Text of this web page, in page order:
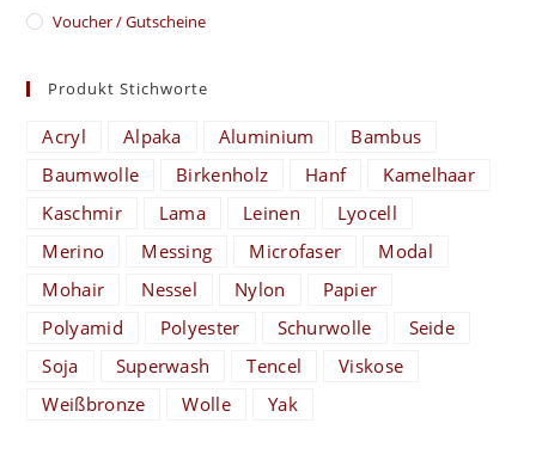
Voucher / Gutscheine
Produkt Stichworte
Acryl Alpaka Aluminium
Bambus
Baumwolle
Birkenholz Hanf
Kamelhaar
Kaschmir
Lama Leinen
Lyocell
Merino
Messing Microfaser
Modal
Mohair
Nessel Nylon
Papier
Polyamid
Polyester Schurwolle
Seide
Soja
Superwash Tencel
Viskose
Weißbronze
Wolle Yak